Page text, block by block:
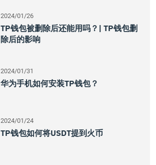
2024/01/26
TP钱包被删除后还能用吗？| TP钱包删
除后的影响
2024/01/31
华为手机如何安装TP钱包？
2024/01/24
TP钱包如何将USDT提到火币